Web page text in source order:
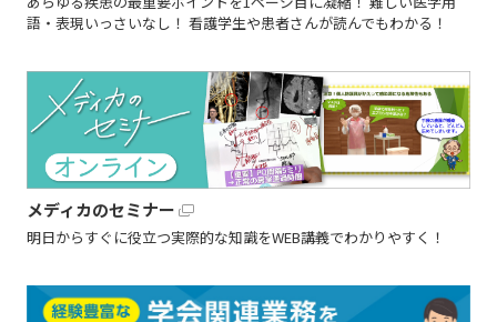
語・表現いっさいなし！ 看護学生や患者さんが読んでもわかる！
メディカのセミナー
明日からすぐに役立つ実際的な知識をWEB講義でわかりやすく！